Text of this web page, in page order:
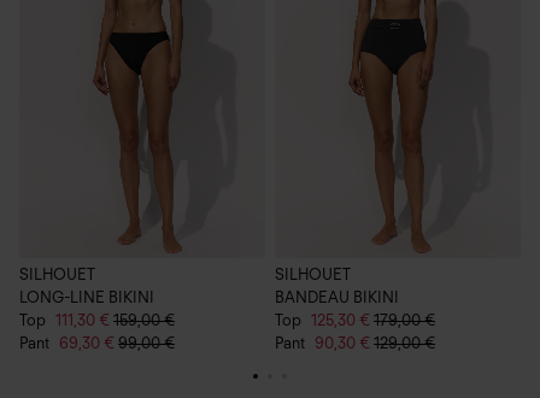
SILHOUET
LONG-LINE BIKINI
Top 111,30 € 159,00 €
Pant 69,30 € 99,00 €
SILHOUET
BANDEAU BIKINI
Top 125,30 € 179,00 €
Pant 90,30 € 129,00 €